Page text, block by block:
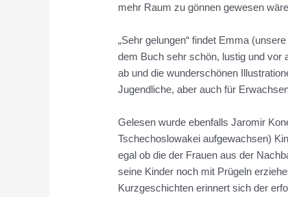
mehr Raum zu gönnen gewesen
„Sehr gelungen“ findet Emma
dem Buch sehr schön, lustig und vor
ab und die wunderschönen
Jugendliche, aber auch für
Gelesen wurde ebenfalls Jaromir
Tschechoslowakei aufgewachsen)
egal ob die der Frauen aus der
seine Kinder noch mit Prügeln
Kurzgeschichten erinnert sich der